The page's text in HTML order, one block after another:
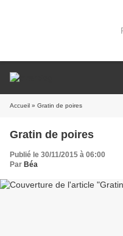
Accueil » Gratin de poires
Gratin de poires
Publié le 30/11/2015 à 06:00
Par Béa